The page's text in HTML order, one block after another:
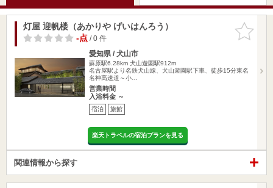
お気に入
りに追加
灯屋 迎帆楼（あかりや げいはんろう）
-点/ 0 件
愛知県 / 犬山市
蘇原駅6.28km 犬山遊園駅912m
名古屋駅より名鉄犬山線、犬山遊園駅下車、徒歩15分東名
名神高速道～小…
営業時間
入浴料金 ～
宿泊 旅館
楽天トラベルの宿泊プランを見る
関連情報から探す